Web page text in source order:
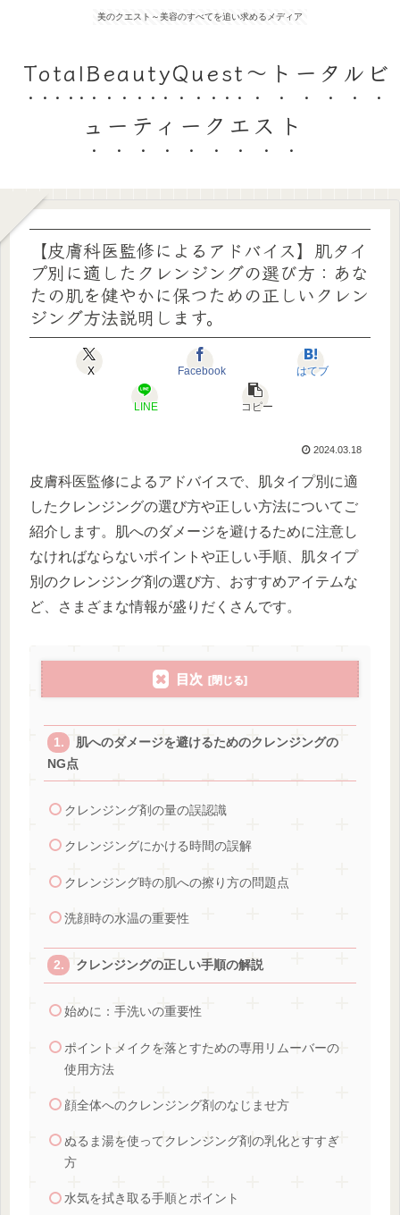
美のクエスト～美容のすべてを追い求めるメディア
TotalBeautyQuest～トータルビ
ューティークエスト
【皮膚科医監修によるアドバイス】肌タイ
プ別に適したクレンジングの選び方：あな
たの肌を健やかに保つための正しいクレン
ジング方法説明します。
X Facebook はてブ
LINE コピー
2024.03.18
皮膚科医監修によるアドバイスで、肌タイプ別に適
したクレンジングの選び方や正しい方法についてご
紹介します。肌へのダメージを避けるために注意し
なければならないポイントや正しい手順、肌タイプ
別のクレンジング剤の選び方、おすすめアイテムな
ど、さまざまな情報が盛りだくさんです。
目次
肌へのダメージを避けるためのクレンジングの
NG点
クレンジング剤の量の誤認識
クレンジングにかける時間の誤解
クレンジング時の肌への擦り方の問題点
洗顔時の水温の重要性
クレンジングの正しい手順の解説
始めに：手洗いの重要性
ポイントメイクを落とすための専用リムーバーの
使用方法
顔全体へのクレンジング剤のなじませ方
ぬるま湯を使ってクレンジング剤の乳化とすすぎ
方
水気を拭き取る手順とポイント